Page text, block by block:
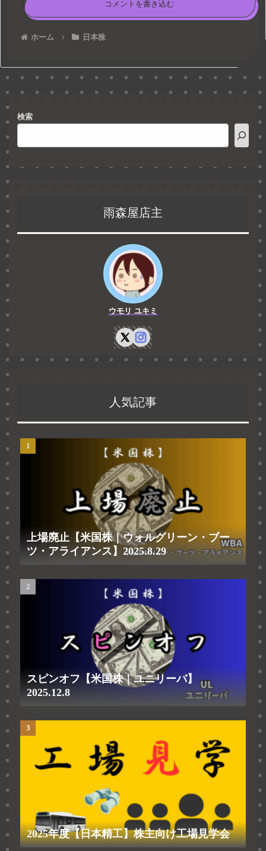
コメントを書き込む
ホーム 日本株
検索
雨森屋店主
ウモリ ユキミ
人気記事
上場廃止【米国株｜ウォルグリーン・ブー
ツ・アライアンス】2025.8.29
スピンオフ【米国株｜ユニリーバ】
2025.12.8
2025年度【日本精工】株主向け工場見学会